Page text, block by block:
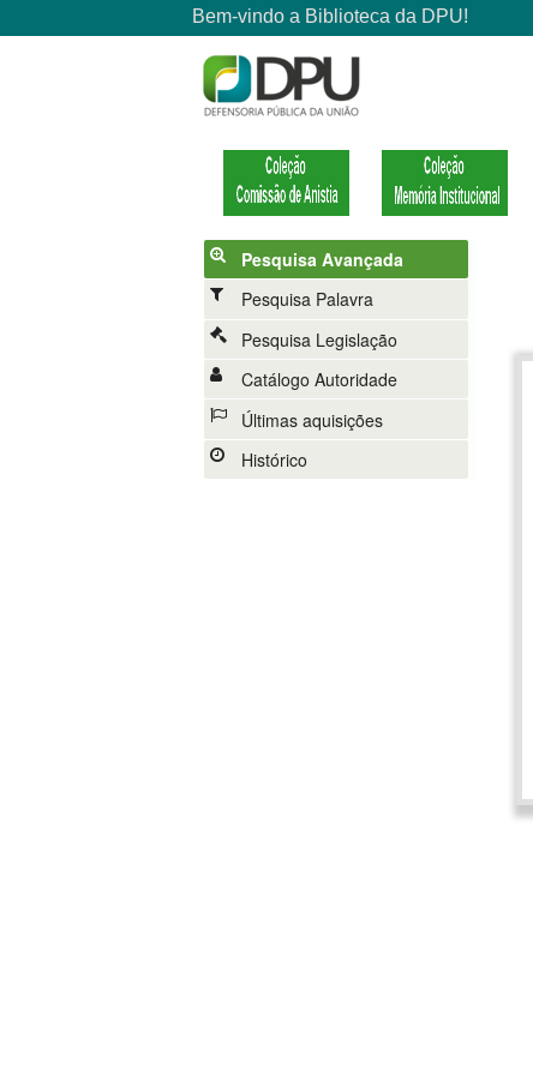
Pesquisa Avançada
Pesquisa Palavra
Pesquisa Legislação
Catálogo Autoridade
Últimas aquisições
Histórico